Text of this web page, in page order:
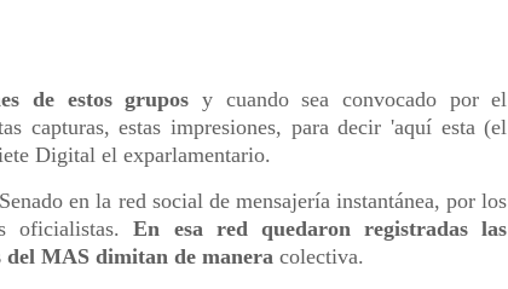
de estos grupos y cuando sea convocado por el
capturas, estas impresiones, para decir 'aquí esta (el
Digital el exparlamentario.
en la red social de mensajería instantánea, por los
oficialistas.En esa red quedaron registradas las
del MAS dimitan de manera colectiva.